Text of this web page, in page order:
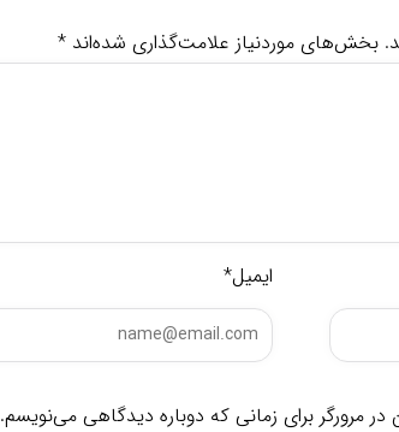
بخش‌های موردنیاز علامت‌گذاری شده‌اند *
ایمیل*
مرورگر برای زمانی که دوباره دیدگاهی می‌نویسم.